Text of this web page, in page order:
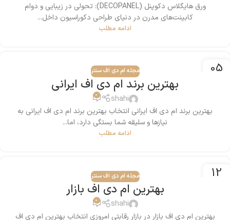
ورق هایگلاس دکوپنل (DECOPANEL): تحولی در زیبایی و دوام
کابینت‌های مدرن در دنیای طراحی دکوراسیون داخل...
ادامه مطلب
05 مجله ام دی اف سنتر
بهترین برند ام دی اف ایرانی
shahi
0
بهترین برند ام دی اف ایرانی انتخاب بهترین برند ام دی اف ایرانی به
نیازها و سلیقه شما بستگی دارد، اما...
ادامه مطلب
12 مجله ام دی اف سنتر
بهترین ام دی اف بازار
shahi
0
بهترین ام دی اف بازار در بازار رقابتی امروزی انتخاب بهترین ام دی اف